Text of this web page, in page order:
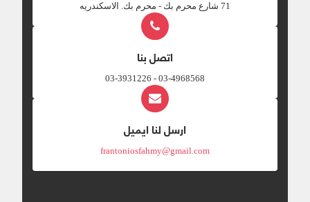
‎71 شارع محرم بك - محرم بك. الاسكندريه
اتصل بنا
03-4968568 - 03-3931226
ارسل لنا ايميل
frantoniosfahmy@gmail.com